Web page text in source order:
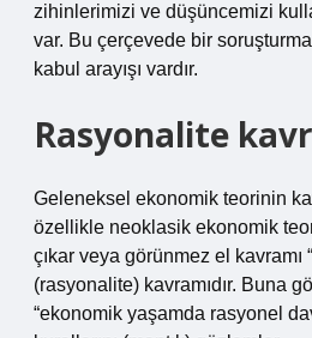
zihinlerimizi ve düşüncemizi
var. Bu çerçevede bir
kabul arayışı vardır.
Rasyonalite
Geleneksel ekonomik teorinin
özellikle neoklasik ekonomik
çıkar veya görünmez el kavramı
(rasyonalite) kavramıdır. Buna
“ekonomik yaşamda rasyonel